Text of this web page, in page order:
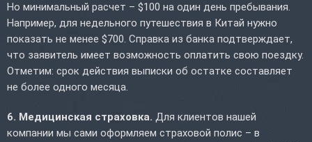
Но минимальный расчет – $100 на один день пребывания.
Например, для недельного путешествия в Китай нужно
показать не менее $700. Справка из банка подтверждает,
что заявитель имеет возможность оплатить свою поездку.
Отметим: срок действия выписки об остатке составляет
не более одного месяца.
6. Медицинская страховка. Для клиентов нашей
компании мы сами оформляем страховой полис – в